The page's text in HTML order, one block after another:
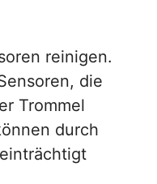
reinigen.
die
Trommel
durch